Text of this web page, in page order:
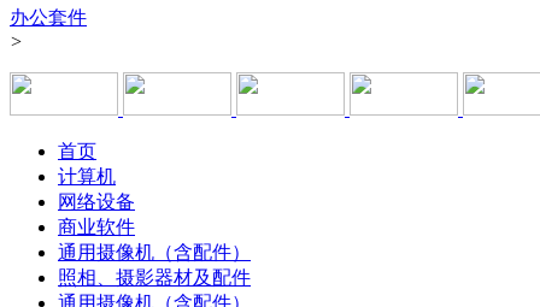
办公套件
>
首页
计算机
网络设备
商业软件
通用摄像机（含配件）
照相、摄影器材及配件
通用摄像机（含配件）